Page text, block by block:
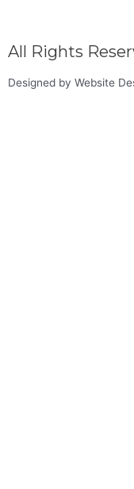
All Rights
Designed by Website